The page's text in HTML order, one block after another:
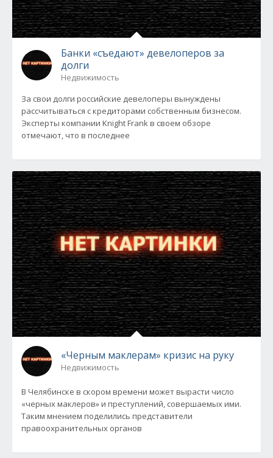
Банки «съедают» девелоперов за
долги
Недвижимость
За свои долги российские девелоперы вынуждены
рассчитываться с кредиторами собственным бизнесом.
Эксперты компании Knight Frank в своем обзоре
отмечают, что в последнее
«Черным маклерам» кризис на руку
Недвижимость
В Челябинске в скором времени может вырасти число
«черных маклеров» и преступлений, совершаемых ими.
Таким мнением поделились представители
правоохранительных органов